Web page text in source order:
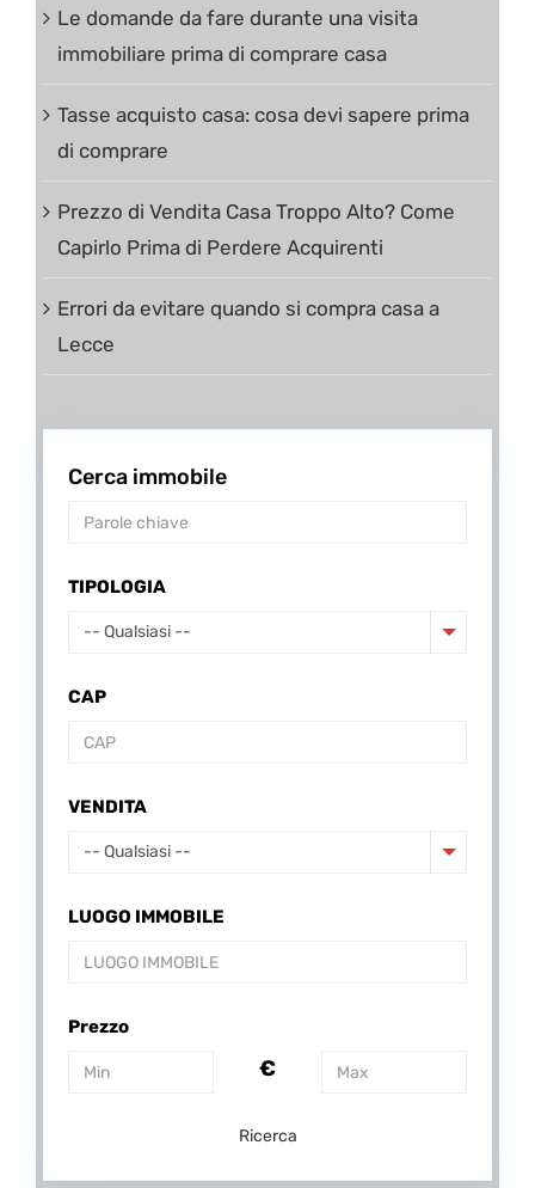
Le domande da fare durante una visita
immobiliare prima di comprare casa
Tasse acquisto casa: cosa devi sapere prima
di comprare
Prezzo di Vendita Casa Troppo Alto? Come
Capirlo Prima di Perdere Acquirenti
Errori da evitare quando si compra casa a
Lecce
Cerca immobile
TIPOLOGIA
-- Qualsiasi --
CAP
VENDITA
-- Qualsiasi --
LUOGO IMMOBILE
Prezzo
€
Ricerca